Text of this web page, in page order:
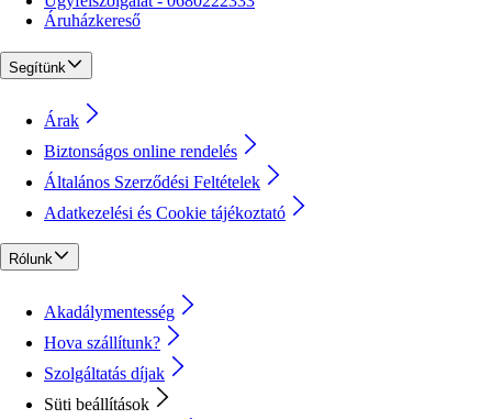
Áruházkereső
Segítünk
Árak
Biztonságos online rendelés
Általános Szerződési Feltételek
Adatkezelési és Cookie tájékoztató
Rólunk
Akadálymentesség
Hova szállítunk?
Szolgáltatás díjak
Süti beállítások